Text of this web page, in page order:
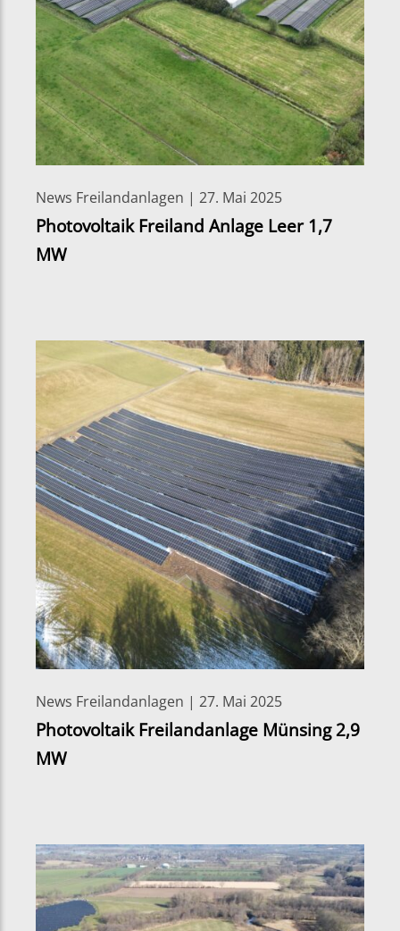
News Freilandanlagen | 27. Mai 2025
Photovoltaik Freiland Anlage Leer 1,7
MW
News Freilandanlagen | 27. Mai 2025
Photovoltaik Freilandanlage Münsing 2,9
MW